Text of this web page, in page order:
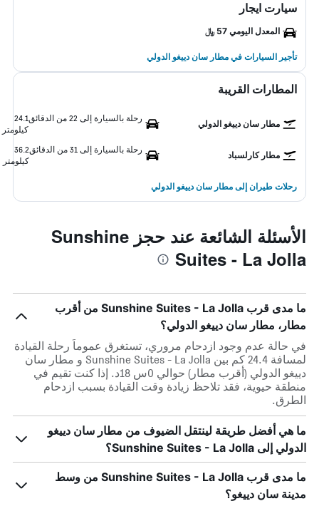
سيارت ايجار
المعدل اليومي 57 ﷼
تأجير السيارات في مطار سان دييغو الدولي
المطارات القريبة
مطار سان دييغو الدولي
رحلة بالسيارة إلى 22 من الدقائق
24.1
كيلومتر
مطار كارلسباد
رحلة بالسيارة إلى 31 من الدقائق
36.2
كيلومتر
رحلات طيران إلى مطار سان دييغو الدولي
الأسئلة الشائعة عند حجز Sunshine
Suites - La Jolla
ما مدى قرب Sunshine Suites - La Jolla من أقرب
مطار، مطار سان دييغو الدولي؟
في حالة عدم وجود ازدحام مروري، تستغرق عموماً رحلة القيادة
لمسافة 24.4 كم بين Sunshine Suites - La Jolla و مطار سان
دييغو الدولي (أقرب مطار) حوالي 0س 18د. إذا كنت تقيم في
منطقة حيوية، فقد تلاحظ زيادة وقت القيادة بسبب ازدحام
الطرق.
ما هي أفضل طريقة لينتقل الضيوف من مطار سان دييغو
الدولي إلى Sunshine Suites - La Jolla؟
ما مدى قرب Sunshine Suites - La Jolla من وسط
مدينة سان دييغو؟